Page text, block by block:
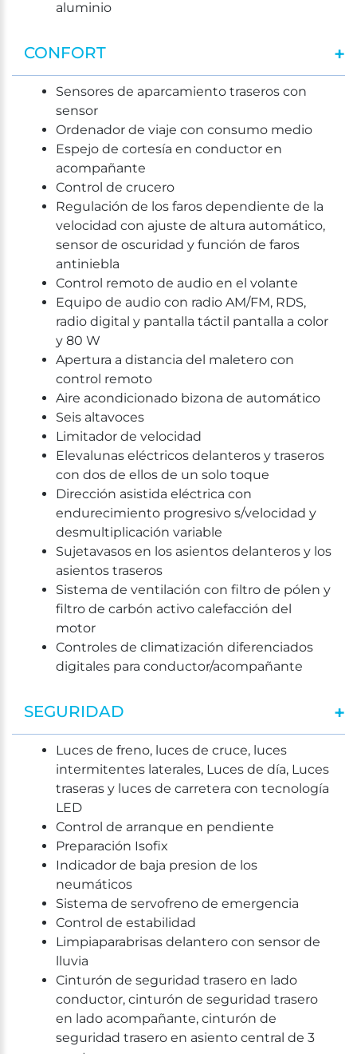
aluminio
CONFORT
Sensores de aparcamiento traseros con
sensor
Ordenador de viaje con consumo medio
Espejo de cortesía en conductor en
acompañante
Control de crucero
Regulación de los faros dependiente de la
velocidad con ajuste de altura automático,
sensor de oscuridad y función de faros
antiniebla
Control remoto de audio en el volante
Equipo de audio con radio AM/FM, RDS,
radio digital y pantalla táctil pantalla a color
y 80 W
Apertura a distancia del maletero con
control remoto
Aire acondicionado bizona de automático
Seis altavoces
Limitador de velocidad
Elevalunas eléctricos delanteros y traseros
con dos de ellos de un solo toque
Dirección asistida eléctrica con
endurecimiento progresivo s/velocidad y
desmultiplicación variable
Sujetavasos en los asientos delanteros y los
asientos traseros
Sistema de ventilación con filtro de pólen y
filtro de carbón activo calefacción del
motor
Controles de climatización diferenciados
digitales para conductor/acompañante
SEGURIDAD
Luces de freno, luces de cruce, luces
intermitentes laterales, Luces de día, Luces
traseras y luces de carretera con tecnología
LED
Control de arranque en pendiente
Preparación Isofix
Indicador de baja presion de los
neumáticos
Sistema de servofreno de emergencia
Control de estabilidad
Limpiaparabrisas delantero con sensor de
lluvia
Cinturón de seguridad trasero en lado
conductor, cinturón de seguridad trasero
en lado acompañante, cinturón de
seguridad trasero en asiento central de 3